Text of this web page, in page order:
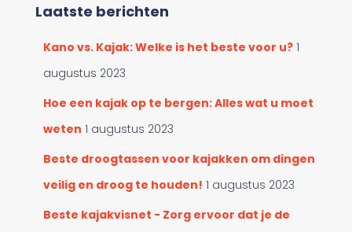
cn
Laatste berichten
Kano vs. Kajak: Welke is het beste voor u? 1
augustus 2023
Hoe een kajak op te bergen: Alles wat u moet
weten 1 augustus 2023
Beste droogtassen voor kajakken om dingen
veilig en droog te houden! 1 augustus 2023
Beste kajakvisnet - Zorg ervoor dat je de